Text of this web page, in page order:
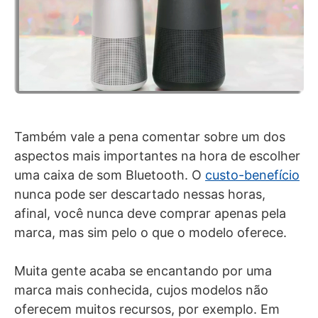
Também vale a pena comentar sobre um dos
aspectos mais importantes na hora de escolher
uma caixa de som Bluetooth. O custo-benefício
nunca pode ser descartado nessas horas,
afinal, você nunca deve comprar apenas pela
marca, mas sim pelo o que o modelo oferece.
Muita gente acaba se encantando por uma
marca mais conhecida, cujos modelos não
oferecem muitos recursos, por exemplo. Em